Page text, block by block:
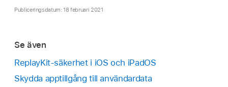
Publiceringsdatum: 18 februari 2021
Se även
ReplayKit-säkerhet i iOS och iPadOS
Skydda apptillgång till användardata